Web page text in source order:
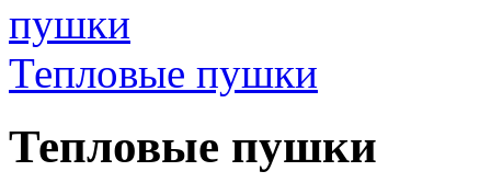
Тепловые пушки
Тепловые пушки